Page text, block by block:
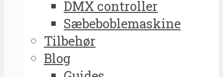
DMX controller
Sæbeboblemaskine
Tilbehør
Blog